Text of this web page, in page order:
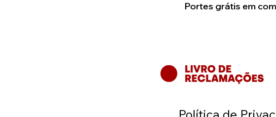
Portes grátis em